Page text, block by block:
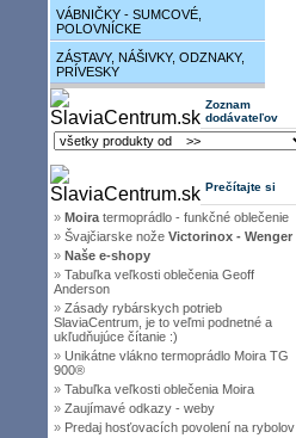
VÁBNIČKY - SUMCOVÉ,
POLOVNÍCKE
ZÁSTAVY, NÁŠIVKY, ODZNAKY,
PRÍVESKY
Zoznam
dodávateľov
Prečítajte si
» Moira termoprádlo - funkčné oblečenie
» Švajčiarske nože Victorinox - Wenger
» Naše e-shopy
» Tabuľka veľkosti oblečenia Geoff
Anderson
» Zásady rybárskych potrieb
SlaviaCentrum, je to veľmi podnetné a
ukľudňujúce čítanie :)
» Unikátne vlákno termoprádlo Moira TG
900®
» Tabuľka veľkosti oblečenia Moira
» Zaujímavé odkazy - weby
» Predaj hosťovacích povolení na rybolov